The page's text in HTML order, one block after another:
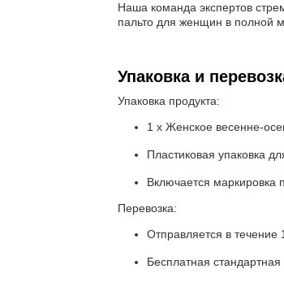
Наша команда экспертов
пальто для женщин в полной
Упаковка и
Упаковка продукта:
1 x Женское весенне-
Пластиковая упаковка
Включается маркировка
Перевозка:
Отправляется в течение
Бесплатная